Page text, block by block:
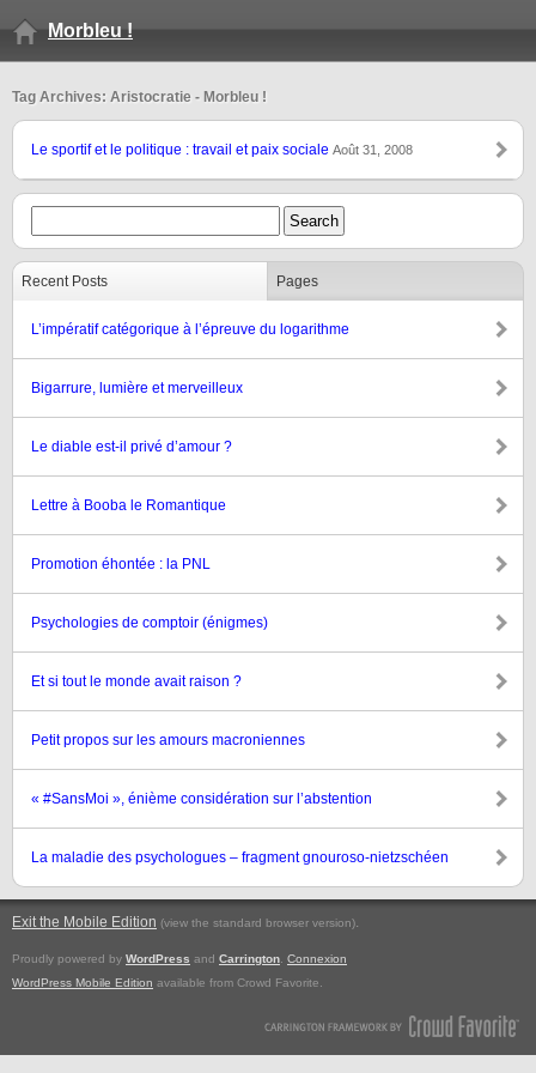
Morbleu !
Tag Archives: Aristocratie - Morbleu !
Le sportif et le politique : travail et paix sociale Août 31, 2008
Recent Posts Pages
L’impératif catégorique à l’épreuve du logarithme
Bigarrure, lumière et merveilleux
Le diable est-il privé d’amour ?
Lettre à Booba le Romantique
Promotion éhontée : la PNL
Psychologies de comptoir (énigmes)
Et si tout le monde avait raison ?
Petit propos sur les amours macroniennes
« #SansMoi », énième considération sur l’abstention
La maladie des psychologues – fragment gnouroso-nietzschéen
Exit the Mobile Edition (view the standard browser version).
Proudly powered by WordPress and Carrington Connexion
WordPress Mobile Edition available from Crowd Favorite.